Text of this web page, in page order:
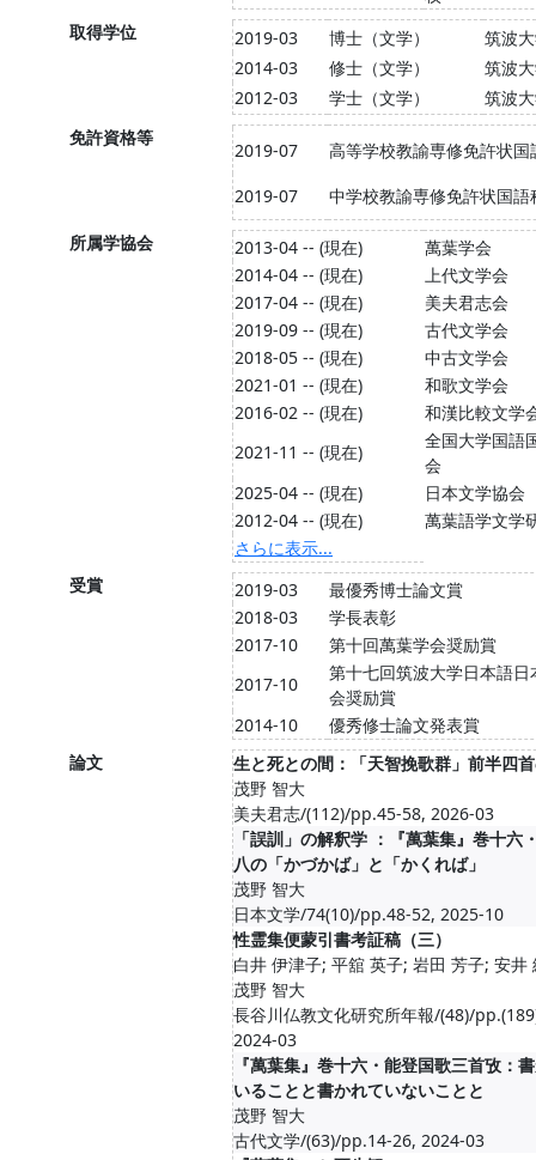
取得学位
2019-03 博士（文学）
筑波
2014-03
修士（文学）
筑波
2012-03
学士（文学）
筑波
免許資格等
2019-07
高等学校教諭専修免許状国
2019-07
中学校教諭専修免許状国語
所属学協会 2013-04 -- (現在)
萬葉学会
2014-04 -- (現在)
上代文学会
2017-04 -- (現在)
美夫君志会
2019-09 -- (現在)
古代文学会
2018-05 -- (現在)
中古文学会
2021-01 -- (現在)
和歌文学会
2016-02 -- (現在)
和漢比較文学
2021-11 -- (現在)
全国大学国語
会
2025-04 -- (現在)
日本文学協会
2012-04 -- (現在)
萬葉語学文学
さらに表示...
受賞
2019-03
最優秀博士論文賞
2018-03
学長表彰
2017-10
第十回萬葉学会奨励賞
2017-10
第十七回筑波大学日本語日
会奨励賞
2014-10
優秀修士論文発表賞
論文
生と死との間：「天智挽歌群」前半四
茂野 智大
美夫君志/(112)/pp.45-58, 2026-03
「誤訓」の解釈学 ：『萬葉集』巻十六
八の「かづかば」と「かくれば」
茂野 智大
日本文学/74(10)/pp.48-52, 2025-10
性霊集便蒙引書考証稿（三）
白井 伊津子; 平舘 英子; 岩田 芳子; 安井
茂野 智大
長谷川仏教文化研究所年報/(48)/
2024-03
『萬葉集』巻十六・能登国歌三首攷：
いることと書かれていないことと
茂野 智大
古代文学/(63)/pp.14-26, 2024-03